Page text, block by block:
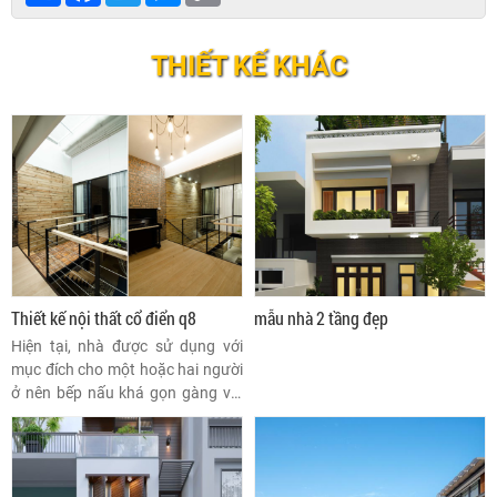
THIẾT KẾ KHÁC
Thiết kế nội thất cổ điển q8
Hiện tại, nhà được sử dụng với
mục đích cho một hoặc hai người
ở nên bếp nấu khá gọn gàng với
thiết kế đá mài giản dị.
mẫu nhà 2 tầng đẹp